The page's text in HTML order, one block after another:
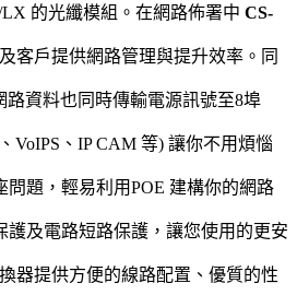
LX 的光纖模組。在網路佈署中 CS-
客戶提供網路管理與提升效率。同
路資料也同時傳輸電源訊號至8埠
VoIPS、IP CAM 等) 讓你不用煩惱
題，輕易利用POE 建構你的網路
護及電路短路保護，讓您使用的更安
器提供方便的線路配置、優質的性